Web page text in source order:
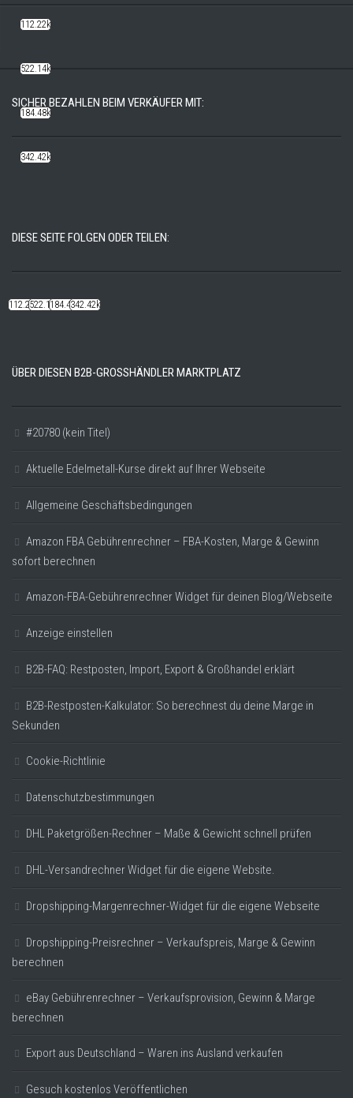
SICHER BEZAHLEN BEIM VERKÄUFER MIT:
DIESE SEITE FOLGEN ODER TEILEN:
112.22k522.14k184.48k342.42k
ÜBER DIESEN B2B-GROSSHÄNDLER MARKTPLATZ
#20780 (kein Titel)
Aktuelle Edelmetall-Kurse direkt auf Ihrer Webseite
Allgemeine Geschäftsbedingungen
Amazon FBA Gebührenrechner – FBA-Kosten, Marge & Gewinn
sofort berechnen
Amazon-FBA-Gebührenrechner Widget für deinen Blog/Webseite
Anzeige einstellen
B2B-FAQ: Restposten, Import, Export & Großhandel erklärt
B2B-Restposten-Kalkulator: So berechnest du deine Marge in
Sekunden
Cookie-Richtlinie
Datenschutzbestimmungen
DHL Paketgrößen-Rechner – Maße & Gewicht schnell prüfen
DHL-Versandrechner Widget für die eigene Website.
Dropshipping-Margenrechner-Widget für die eigene Webseite
Dropshipping-Preisrechner – Verkaufspreis, Marge & Gewinn
berechnen
eBay Gebührenrechner – Verkaufsprovision, Gewinn & Marge
berechnen
Export aus Deutschland – Waren ins Ausland verkaufen
Gesuch kostenlos Veröffentlichen
112.22k
522.14k
184.48k
342.42k